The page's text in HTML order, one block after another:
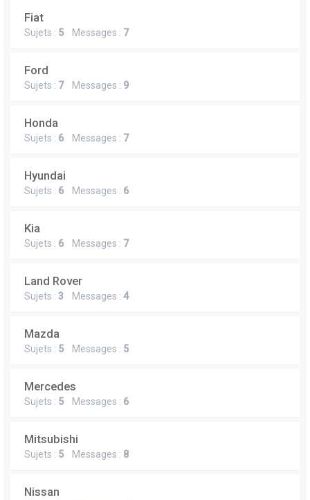
Fiat
Sujets : 5 Messages : 7
Ford
Sujets : 7Messages : 9
Honda
Sujets : 6 Messages : 7
Hyundai
Sujets : 6 Messages : 6
Kia
Sujets : 6 Messages : 7
Land Rover
Sujets : 3 Messages : 4
Mazda
Sujets : 5 Messages : 5
Mercedes
Sujets : 5 Messages : 6
Mitsubishi
Sujets : 5 Messages : 8
Nissan